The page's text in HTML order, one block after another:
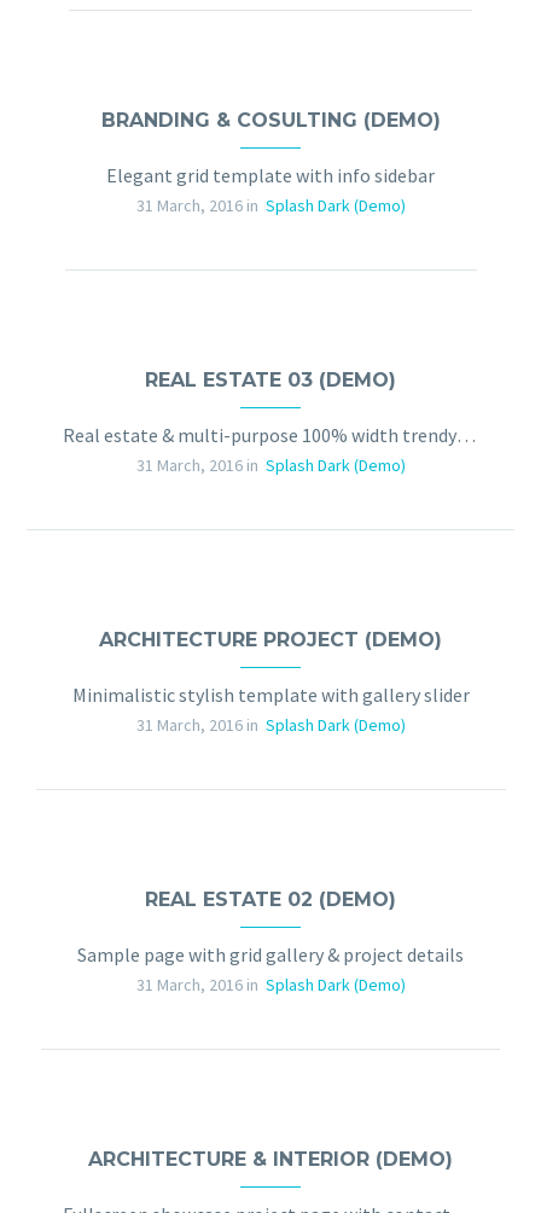
BRANDING & COSULTING (DEMO)
Elegant grid template with info sidebar
31 March, 2016 in Splash Dark (Demo)
REAL ESTATE 03 (DEMO)
Real estate & multi-purpose 100% width trendy template
31 March, 2016 in Splash Dark (Demo)
ARCHITECTURE PROJECT (DEMO)
Minimalistic stylish template with gallery slider
31 March, 2016 in Splash Dark (Demo)
REAL ESTATE 02 (DEMO)
Sample page with grid gallery & project details
31 March, 2016 in Splash Dark (Demo)
ARCHITECTURE & INTERIOR (DEMO)